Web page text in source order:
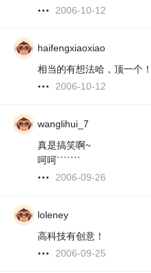
2006-10-12
haifengxiaoxiao
相当的有想法哈，顶一个
2006-10-12
wanglihui_7
真是搞笑啊~
呵呵```````
2006-09-26
loleney
高科技有创意！
2006-09-25